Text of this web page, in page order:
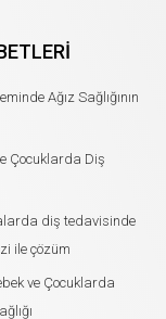
Ağız Sağlığının
Çocuklarda Diş
diş tedavisinde
ile çözüm
ve Çocuklarda